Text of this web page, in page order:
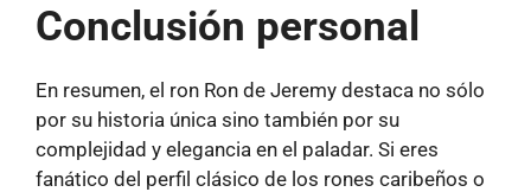
Conclusión personal
En resumen, el ron Ron de Jeremy destaca no sólo
por su historia única sino también por su
complejidad y elegancia en el paladar. Si eres
fanático del perfil clásico de los rones caribeños o